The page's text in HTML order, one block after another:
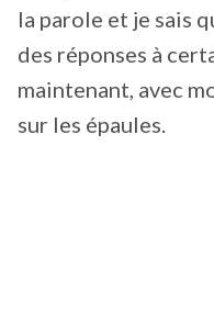
la parole et je sais
des réponses à
maintenant, avec
sur les épaules.